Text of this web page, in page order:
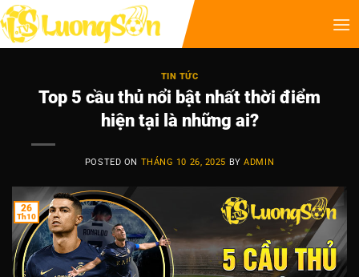
TIN TỨC
Top 5 cầu thủ nổi bật nhất thời điểm
hiện tại là những ai?
POSTED ON THÁNG 10 26, 2025 BYADMIN
26
Th10